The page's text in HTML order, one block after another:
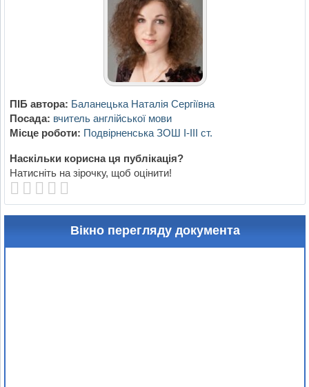
ПІБ автора: Баланецька Наталія Сергіївна
Посада: вчитель англійської мови
Місце роботи: Подвірненська ЗОШ І-ІІІ ст.
Наскільки корисна ця публікація?
Натисніть на зірочку, щоб оцінити!
Вікно перегляду документа